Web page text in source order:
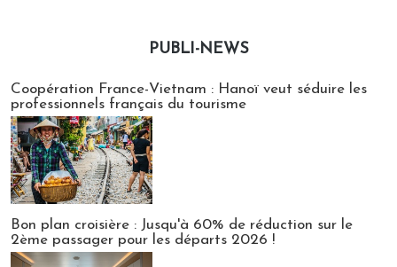
PUBLI-NEWS
Coopération France-Vietnam : Hanoï veut séduire les
professionnels français du tourisme
Bon plan croisière : Jusqu'à 60% de réduction sur le
2ème passager pour les départs 2026 !